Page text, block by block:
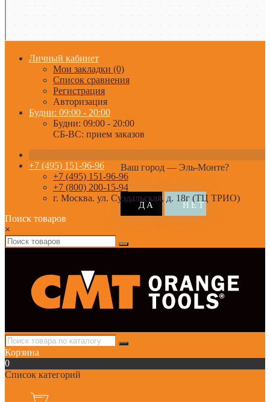
Личный кабинет
Мои закладки (0)
Список сравнения
Регистрация
Авторизация
Будни: 09:00 - 20:00
Будни: 09:00 - 20:00
СБ-ВС: прием заказов
Ваш город — Эль-Монте?
+7 (495) 151-96-96
+7 (495) 151-96-96
+7 (800) 200-15-94
г. Москва. ул. Суздальская, д. 18г (ТЦ ТРИО)
Поиск товаров
×
Корзина
0
Список категорий